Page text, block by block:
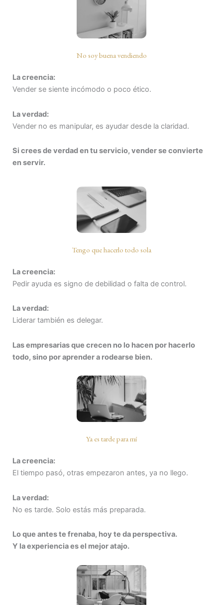
No soy buena vendiendo
La creencia:
Vender se siente incómodo o poco ético.
La verdad:
Vender no es manipular, es ayudar desde la claridad.
Si crees de verdad en tu servicio, vender se convierte
en servir.
Tengo que hacerlo todo sola
La creencia:
Pedir ayuda es signo de debilidad o falta de control.
La verdad:
Liderar también es delegar.
Las empresarias que crecen no lo hacen por hacerlo
todo, sino por aprender a rodearse bien.
Ya es tarde para mí
La creencia:
El tiempo pasó, otras empezaron antes, ya no llego.
La verdad:
No es tarde. Solo estás más preparada.
Lo que antes te frenaba, hoy te da perspectiva.
Y la experiencia es el mejor atajo.